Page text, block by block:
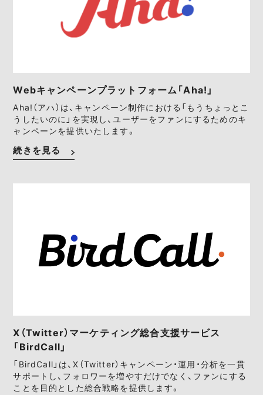
Webキャンペーンプラットフォーム「Aha!」
Aha!（アハ）は、キャンペーン制作における「もうちょっとこ
うしたいのに」を実現し、ユーザーをファンにするためのキ
ャンペーンを提供いたします。
続きを見る
X（Twitter）マーケティング総合支援サービス
「BirdCall」
「BirdCall」は、X（Twitter）キャンペーン・運用・分析を一貫
サポートし、フォロワーを増やすだけでなく、ファンにする
ことを目的とした総合戦略を提供します。